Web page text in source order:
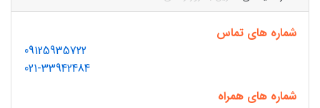
شماره های تماس
09125935722
021-33942484
شماره های همراه